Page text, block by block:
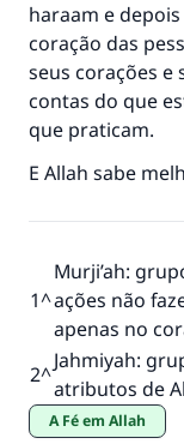
haraam e
coração das
seus corações e
contas do que
que praticam.
E Allah sabe
^
1
Murji’ah:
ações não
apenas no
^
2
Jahmiyah:
atributos de
A Fé em Allah